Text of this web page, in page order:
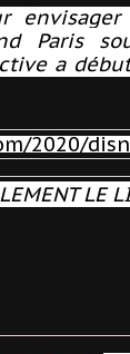
Paris
a
LE